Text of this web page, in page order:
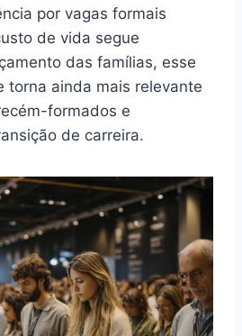
por vagas formais
de vida segue
das famílias, esse
torna ainda mais relevante
formados e
de carreira.